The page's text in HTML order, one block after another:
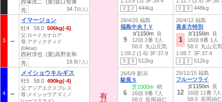
有
西塚洸二 (栗)坂口智康
34.7(8人)
先
3
イマージョン
牡4 58.0 506kg(-6)
父:ロードカナロア
母:アディクティド
(Diktat)
西村淳也 (栗)高野友和
19.9(7人)
先
4
メイショウキルギス
牡5 58.0 490kg(-4)
父:アジアエクスプレス
母:メイショウアズミノ
(ハーツクライ)
有
2 2 444kg 2 3 448kg
26/4/25 福島
福島中央ＴＶ
9
ダ1150m 良
12頭 2番 3人
58.0 丸山元気
1:09.2 (1.6) 3F:37.9
5 3 512kg
26/4/12 福島
喜多方特別
1
ダ1150m 良
16頭 8番 1人
58.0 丸山元気
1:08.7 3F:37.4
2 2 512kg
26/5/9 新潟
駿風Ｓ
6
芝1000m 稍
16頭 9番 7人
58.0 長岡禎仁
25/11/15 福島
フルーツライ
12
ダ1150m 良
16頭 11番 7人
58.0 長岡禎仁